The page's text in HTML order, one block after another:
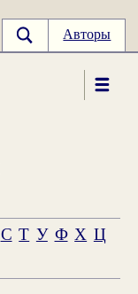
Авторы
С Т У Ф Х Ц